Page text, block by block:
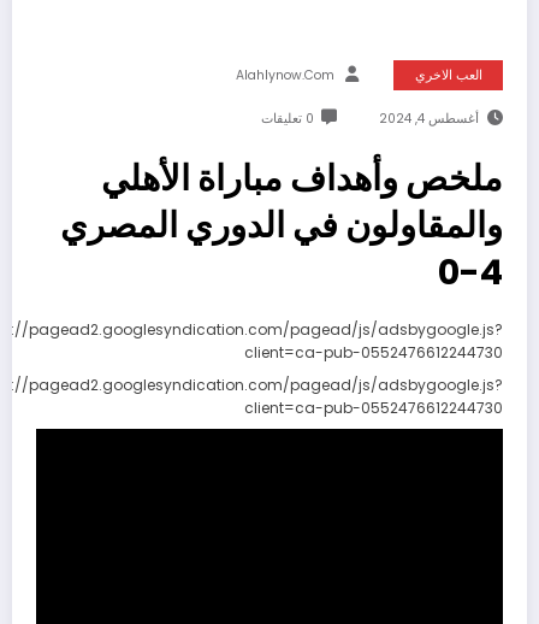
العب الاخري Alahlynow.com
أغسطس 4, 2024 0 تعليقات
ملخص وأهداف مباراة الأهلي
والمقاولون في الدوري المصري
4-0
pagead2.googlesyndication.com/pagead/js/adsbygoogle.js?
client=ca-pub-0552476612244730
pagead2.googlesyndication.com/pagead/js/adsbygoogle.js?
client=ca-pub-0552476612244730